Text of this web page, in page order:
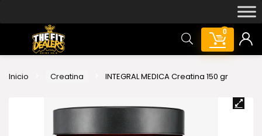
0
Inicio Creatina INTEGRAL MEDICA Creatina 150 gr